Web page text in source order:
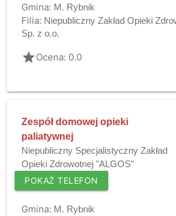
Gmina: M. Rybnik
Filia: Niepubliczny Zakład Opieki
Sp. z o.o.
gradeOcena: 0.0
Zespół domowej opieki
paliatywnej
Niepubliczny Specjalistyczny Zakład
Opieki Zdrowotnej "ALGOS"
POKAŻ TELEFON
Gmina: M. Rybnik